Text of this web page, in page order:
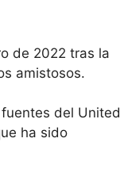
de 2022 tras la
amistosos.
del United
ha sido